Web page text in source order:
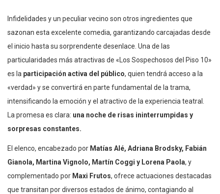
Infidelidades y un peculiar vecino son otros ingredientes que
sazonan esta excelente comedia, garantizando carcajadas desde
el inicio hasta su sorprendente desenlace. Una de las
particularidades más atractivas de «Los Sospechosos del Piso 10»
es la participación activa del público, quien tendrá acceso a la
«verdad» y se convertirá en parte fundamental de la trama,
intensificando la emoción y el atractivo de la experiencia teatral.
La promesa es clara: una noche de risas ininterrumpidas y
sorpresas constantes.
El elenco, encabezado por Matías Alé, Adriana Brodsky, Fabián
Gianola, Martina Vignolo, Martín Coggi y Lorena Paola, y
complementado por Maxi Frutos, ofrece actuaciones destacadas
que transitan por diversos estados de ánimo, contagiando al